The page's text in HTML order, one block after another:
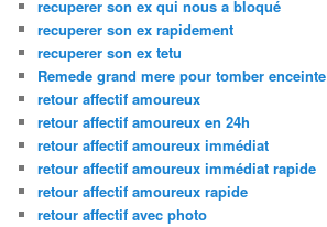
recuperer son ex qui nous a bloqué
recuperer son ex rapidement
recuperer son ex tetu
Remede grand mere pour tomber enceinte
retour affectif amoureux
retour affectif amoureux en 24h
retour affectif amoureux immédiat
retour affectif amoureux immédiat rapide
retour affectif amoureux rapide
retour affectif avec photo